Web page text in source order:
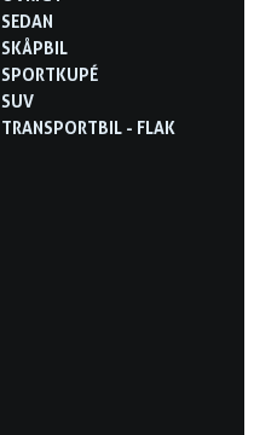
SEDAN
SKÅPBIL
SPORTKUPÉ
SUV
TRANSPORTBIL - FLAK